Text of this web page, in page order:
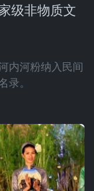
级非物质文
内河粉纳入民间
录。